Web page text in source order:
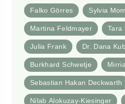
Falko Görres Sylvia
Martina Feldmayer Tara
Julia Frank Dr. Dana
Burkhard Schwetje
Sebastian Hakan Deckwarth
Nilab Alokuzay-Kiesinger